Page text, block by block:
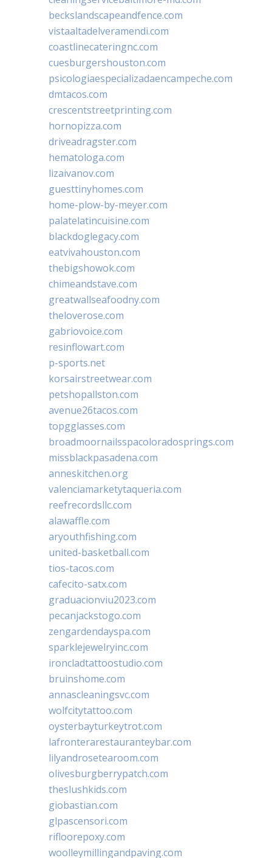
beckslandscapeandfence.com
vistaaltadelveramendi.com
coastlinecateringnc.com
cuesburgershouston.com
psicologiaespecializadaencampeche.com
dmtacos.com
crescentstreetprinting.com
hornopizza.com
driveadragster.com
hematologa.com
lizaivanov.com
guesttinyhomes.com
home-plow-by-meyer.com
palatelatincuisine.com
blackdoglegacy.com
eatvivahouston.com
thebigshowok.com
chimeandstave.com
greatwallseafoodny.com
theloverose.com
gabriovoice.com
resinflowart.com
p-sports.net
korsairstreetwear.com
petshopallston.com
avenue26tacos.com
topgglasses.com
broadmoornailsspacoloradosprings.com
missblackpasadena.com
anneskitchen.org
valenciamarketytaqueria.com
reefrecordsllc.com
alawaffle.com
aryouthfishing.com
united-basketball.com
tios-tacos.com
cafecito-satx.com
graduacionviu2023.com
pecanjackstogo.com
zengardendayspa.com
sparklejewelryinc.com
ironcladtattoostudio.com
bruinshome.com
annascleaningsvc.com
wolfcitytattoo.com
oysterbayturkeytrot.com
lafronterarestauranteybar.com
lilyandrosetearoom.com
olivesburgberrypatch.com
theslushkids.com
giobastian.com
glpascensori.com
rifloorepoxy.com
woolleymillingandpaving.com